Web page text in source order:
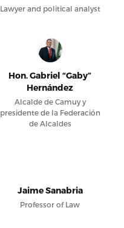
Lawyer and political analyst
Hon. Gabriel “Gaby”
Hernández
Alcalde de Camuy y
presidente de la Federación
de Alcaldes
Jaime Sanabria
Professor of Law